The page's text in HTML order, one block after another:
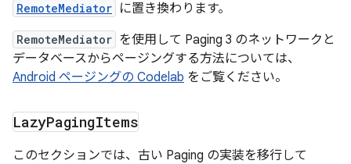
RemoteMediator に置き換わります。
RemoteMediator を使用して Paging 3 のネットワークと
データベースからページングする方法については、
Android ページングの Codelab をご覧ください。
LazyPagingItems
このセクションでは、古い Paging の実装を移行して